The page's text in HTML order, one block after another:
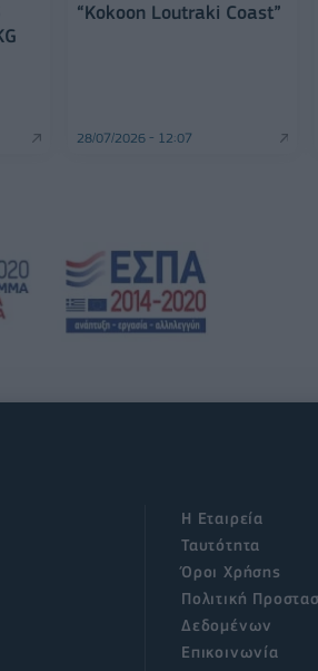
“Kokoon Loutraki Coast”
28/07/2026 - 12:07
Η Εταιρεία
Ταυτότητα
Όροι Χρήσης
Πολιτική
Δεδομένων
Επικοινωνία